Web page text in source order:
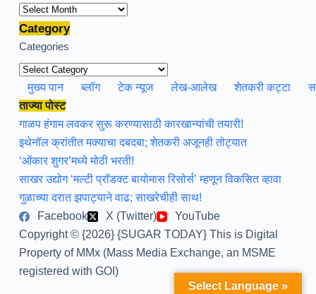
Archives
Category
Categories
मुख्य पान ब्लॉग टेक न्यूज लेख-आलेख शेतकरी कट्टा
ताज्या पोस्ट
गाळप हंगाम लवकर सुरू करण्यासाठी कारखान्यांची तयारी!
इथेनॉल क्रांतीत मक्याचा दबदबा; शेतकरी अजूनही तोट्यात
‘ओंकार शुगर’मध्ये मोठी भरती!
साखर उद्योग ‘मल्टी प्रॉडक्ट बायोमास रिसोर्स’ म्हणून विकसित व्हावा
गुळाच्या दरात झपाट्याने वाढ; साखरेचीही साथ!
Facebook
X (Twitter)
YouTube
Copyright © {2026} {SUGAR TODAY} This is Digital
Property of MMx (Mass Media Exchange, an MSME
registered with GOI)
Select Language »